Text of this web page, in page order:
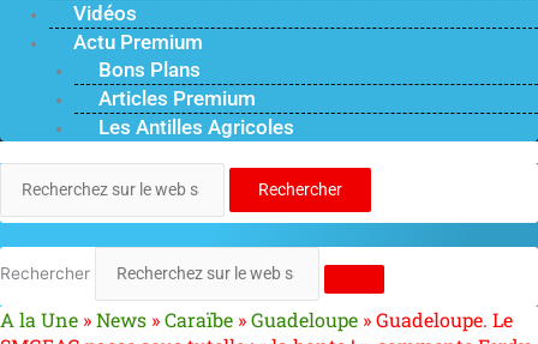
Vidéos
Actu Premium
Bons Plans
Articles Premium
Les Antilles Agricoles
Rechercher
Rechercher
A la Une »News »Caraïbe »Guadeloupe »Guadeloupe. Le